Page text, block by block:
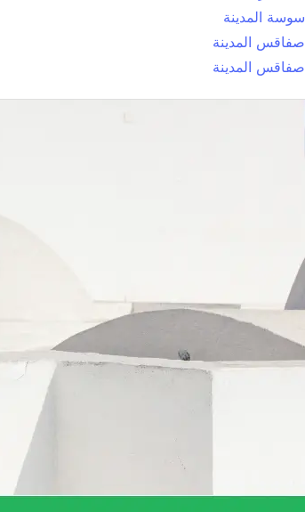
سوسة المدينة
صفاقس المدينة
صفاقس المدينة